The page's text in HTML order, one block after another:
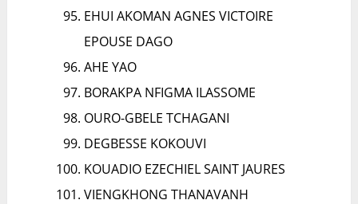
EHUI AKOMAN AGNES VICTOIRE
EPOUSE DAGO
AHE YAO
BORAKPA NFIGMA ILASSOME
OURO-GBELE TCHAGANI
DEGBESSE KOKOUVI
KOUADIO EZECHIEL SAINT JAURES
VIENGKHONG THANAVANH